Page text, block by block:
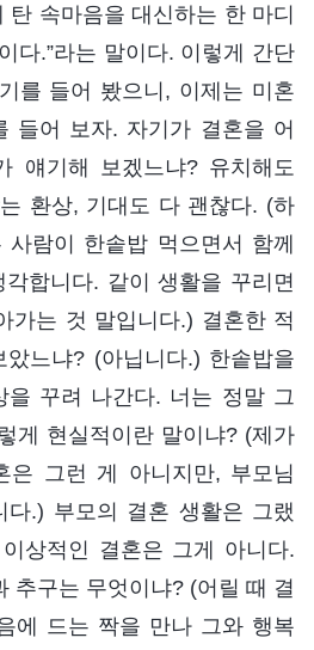
탄 속마음을 대신하는 한 마디
다.”라는 말이다. 이렇게 간단
를 들어 봤으니, 이제는 미혼
들어 보자. 자기가 결혼을 어
얘기해 보겠느냐? 유치해도
환상, 기대도 다 괜찮다. (하
람이 한솥밥 먹으면서 함께
합니다. 같이 생활을 꾸리면
가는 것 말입니다.) 결혼한 적
느냐? (아닙니다.) 한솥밥을
을 꾸려 나간다. 너는 정말 그
게 현실적이란 말이냐? (제가
은 그런 게 아니지만, 부모님
다.) 부모의 결혼 생활은 그랬
상적인 결혼은 그게 아니다.
추구는 무엇이냐? (어릴 때 결
에 드는 짝을 만나 그와 행복